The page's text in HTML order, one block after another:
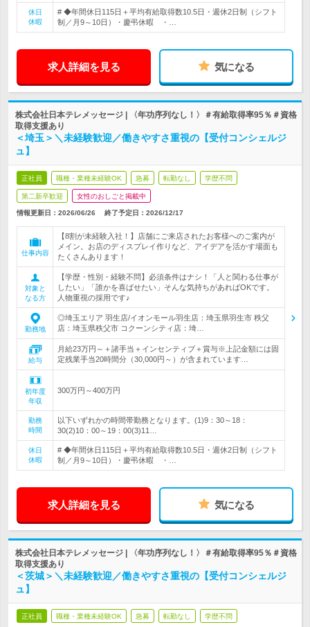
休日
休暇
# ◆年間休日115日＋平均有給取得数10.5日・週休2日制（シフト
制／月9～10日）・慶弔休暇 ・…
求人詳細を見る 気になる
株式会社日本テレメッセージ | 〈年功序列なし！〉＃有給取得率95％＃資格
取得支援あり
＜埼玉＞＼未経験歓迎／働きやすさ重視の【受付コンシェルジ
ュ】
正社員 職種・業種未経験OK 急募 転勤なし 学歴不問
第二新卒歓迎 女性のおしごと掲載中
情報更新日：2026/06/26 終了予定日： 2026/12/17
仕事内容
【8割が未経験入社！】店舗にご来店されたお客様へのご案内が
メイン。お店のディスプレイ作りなど、アイデアを活かす場面も
たくさんあります！
対象と
なる方
【学歴・性別・経験不問】必須条件はナシ！「人と関わる仕事が
したい」「誰かを喜ばせたい」そんな気持ちがあればOKです。
人物重視の採用です♪
勤務地
◎埼玉エリア 羽生店/イオンモール羽生店：埼玉県羽生市 秩父
店：埼玉県秩父市 コクーンシティ店：埼…
給与
月給23万円～＋諸手当＋インセンティブ＋賞与※上記金額には固
定残業手当20時間分（30,000円～）が含まれています…
初年度
年収
300万円～400万円
勤務
時間
以下いずれかの時間帯勤務となります。(1)9：30～18：
30(2)10：00～19：00(3)11…
休日
休暇
# ◆年間休日115日＋平均有給取得数10.5日・週休2日制（シフト
制／月9～10日）・慶弔休暇 ・…
求人詳細を見る 気になる
株式会社日本テレメッセージ | 〈年功序列なし！〉＃有給取得率95％＃資格
取得支援あり
＜茨城＞＼未経験歓迎／働きやすさ重視の【受付コンシェルジ
ュ】
正社員 職種・業種未経験OK 急募 転勤なし 学歴不問